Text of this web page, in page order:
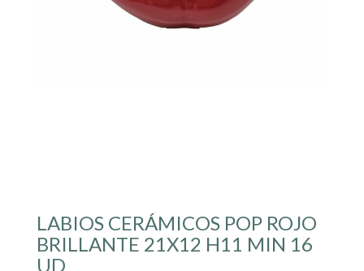
LABIOS CERÁMICOS POP ROJO
BRILLANTE 21X12 H11 MIN 16
UD